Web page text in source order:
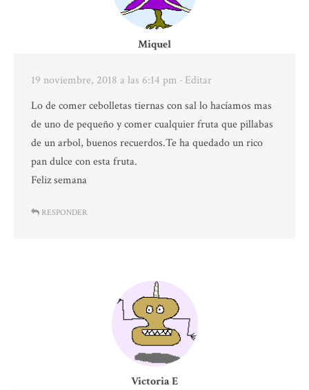
Miquel
19 noviembre, 2018 a las 6:14 pm · Editar
Lo de comer cebolletas tiernas con sal lo hacíamos mas
de uno de pequeño y comer cualquier fruta que pillabas
de un arbol, buenos recuerdos.Te ha quedado un rico
pan dulce con esta fruta.
Feliz semana
RESPONDER
Victoria E